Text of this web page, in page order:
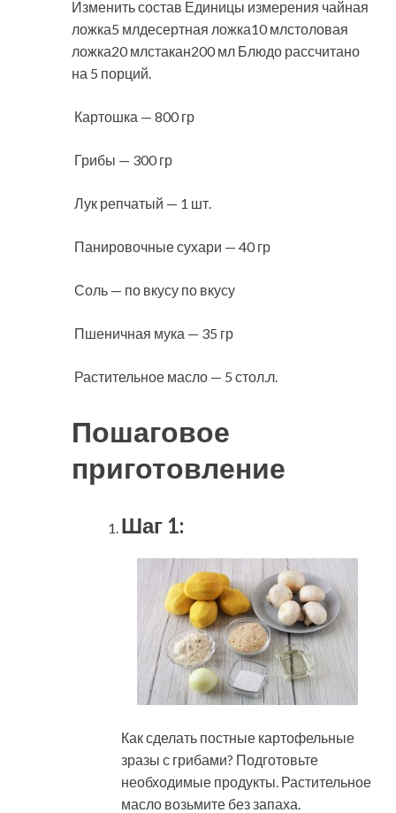
Изменить состав Единицы измерения чайная
ложка5 млдесертная ложка10 млстоловая
ложка20 млстакан200 мл Блюдо рассчитано
на 5 порций.
Картошка — 800 гр
Грибы — 300 гр
Лук репчатый — 1 шт.
Панировочные сухари — 40 гр
Соль — по вкусу по вкусу
Пшеничная мука — 35 гр
Растительное масло — 5 стол.л.
Пошаговое
приготовление
Шаг 1:
Как сделать постные картофельные
зразы с грибами? Подготовьте
необходимые продукты. Растительное
масло возьмите без запаха.